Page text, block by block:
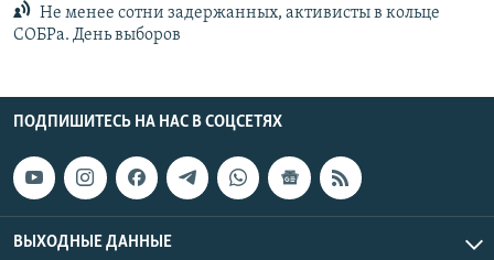
Не менее сотни задержанных, активисты в кольце
СОБРа. День выборов
ПОДПИШИТЕСЬ НА НАС В СОЦСЕТЯХ
ВЫХОДНЫЕ ДАННЫЕ